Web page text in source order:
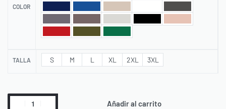
COLOR
TALLA S M L XL 2XL 3XL
Añadir al carrito